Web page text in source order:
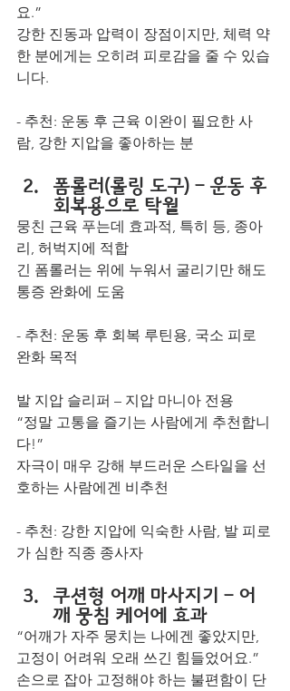
요.”
강한 진동과 압력이 장점이지만, 체력 약
한 분에게는 오히려 피로감을 줄 수 있습
니다.
- 추천: 운동 후 근육 이완이 필요한 사
람, 강한 지압을 좋아하는 분
폼롤러(롤링 도구) – 운동 후
회복용으로 탁월
뭉친 근육 푸는데 효과적, 특히 등, 종아
리, 허벅지에 적합
긴 폼롤러는 위에 누워서 굴리기만 해도
통증 완화에 도움
- 추천: 운동 후 회복 루틴용, 국소 피로
완화 목적
발 지압 슬리퍼 – 지압 마니아 전용
“정말 고통을 즐기는 사람에게 추천합니
다!”
자극이 매우 강해 부드러운 스타일을 선
호하는 사람에겐 비추천
- 추천: 강한 지압에 익숙한 사람, 발 피로
가 심한 직종 종사자
쿠션형 어깨 마사지기 – 어
깨 뭉침 케어에 효과
“어깨가 자주 뭉치는 나에겐 좋았지만,
고정이 어려워 오래 쓰긴 힘들었어요.”
손으로 잡아 고정해야 하는 불편함이 단